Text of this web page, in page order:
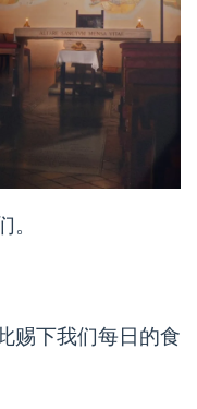
。
赐下我们每日的食